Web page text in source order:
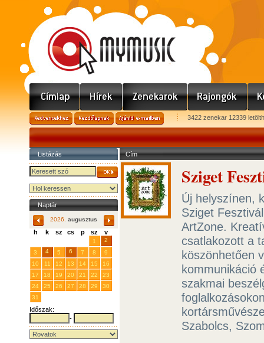
3422 zenekar 12339
Listázás
Naptár
2026. augusztus
h k sz cs p sz v
1
2
3
4 5 6 7 8
9
10
11 12 13 14 15
16
17
18 19 20 21 22
23
24
25 26 27 28 29
30
31
Időszak:
-
Cím
Sziget
Új helyszínen,
Sziget
ArtZone.
csatlakozott a
köszönhetően
kommunikáció
szakmai
Szabolcs,